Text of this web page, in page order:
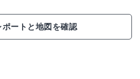
ポートと地図を確認